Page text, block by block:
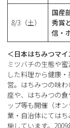
8/3（土）
国産
秀賞
信・
＜日本はちみつマ
ミツバチの生態や
した料理から健康
営。はちみつの味
座や、はちみつの
ップ等も開催（オ
業・自治体にては
施しています。